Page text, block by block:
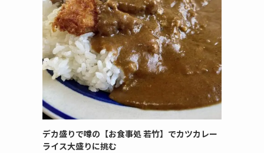
デカ盛りで噂の【お食事処 若竹】でカツカレー
ライス大盛りに挑む